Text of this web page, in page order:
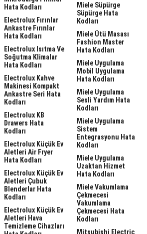
Hata Kodları
Electrolux Fırınlar
Ankastre Fırınlar
Hata Kodları
Electrolux Isıtma Ve
Soğutma Klimalar
Hata Kodları
Electrolux Kahve
Makinesi Kompakt
Ankastre Seri Hata
Kodları
Electrolux KB
Drawers Hata
Kodları
Electrolux Küçük Ev
Aletleri Air Fryer
Hata Kodları
Electrolux Küçük Ev
Aletleri Çubuk
Blenderlar Hata
Kodları
Electrolux Küçük Ev
Aletleri Hava
Temizleme Cihazları
Miele Süpürge
Süpürge Hata
Kodları
Miele Ütü Masası
Fashion Master
Hata Kodları
Miele Uygulama
Mobil Uygulama
Hata Kodları
Miele Uygulama
Sesli Yardım Hata
Kodları
Miele Uygulama
Sistem
Entegrasyonu Hata
Kodları
Miele Uygulama
Uzaktan Hizmet
Hata Kodları
Miele Vakumlama
Çekmecesi
Vakumlama
Çekmecesi Hata
Kodları
Mitsubishi Electric